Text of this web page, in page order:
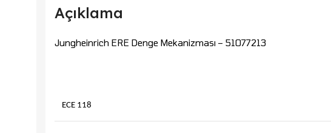
Açıklama
Jungheinrich ERE Denge Mekanizması – 51077213
ECE 118